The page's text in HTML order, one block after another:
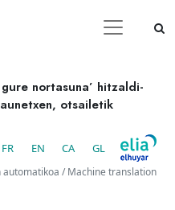
gure nortasuna’ hitzaldi-
otsailetik
FR EN CA GL
automatikoa / Machine translation